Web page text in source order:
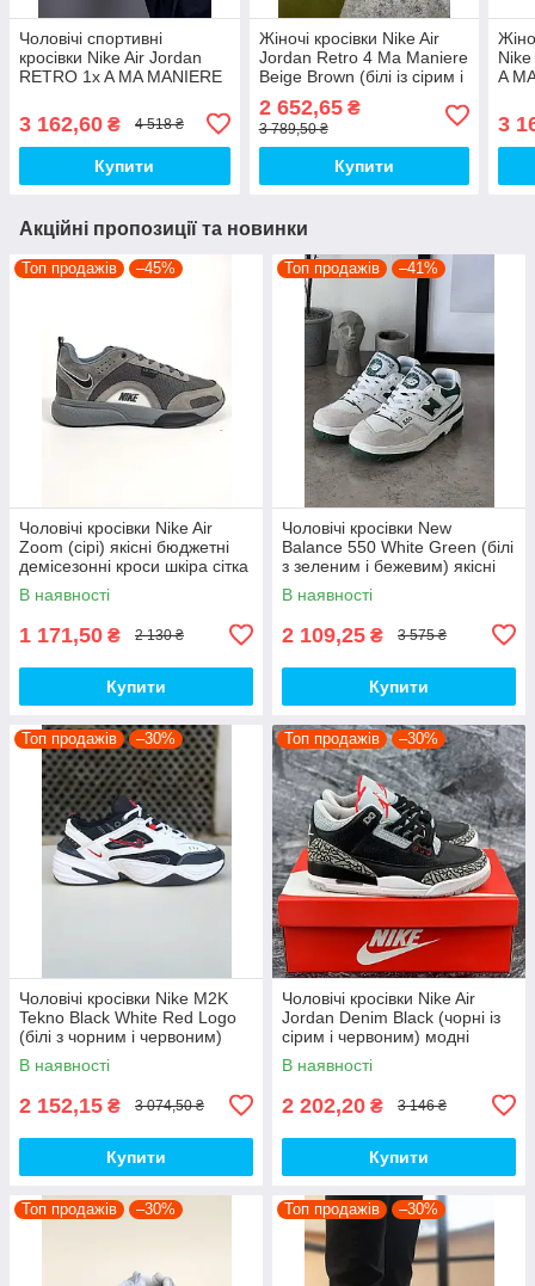
Чоловічі спортивні
кросівки Nike Air Jordan
RETRO 1x A MA MANIERE
стильні повсякденні кроси
1380 Найк топ
3 162,60 ₴ 4 518 ₴
Купити
Жіночі кросівки Nike Air
Jordan Retro 4 Ma Maniere
Beige Brown (білі із сірим і
I1262 top
2 652,65₴
3 789,50 ₴
Купити
A
3
Акційні пропозиції та новинки
Топ продажів –45%
Чоловічі кросівки Nike Air
Zoom (сірі) якісні бюджетні
демісезонні кроси шкіра сітка
D426 топ
В наявності
1 171,50 ₴ 2 130 ₴
Купити
Топ продажів –41%
Чоловічі кросівки New
Balance 550 White Green (білі
з зеленим і бежевим) якісні
модні кроси NB020 топ
В наявності
2 109,25 ₴ 3 575 ₴
Купити
Топ продажів –30%
Чоловічі кросівки Nike M2K
Tekno Black White Red Logo
(білі з чорним і червоним)
спортивні демі кроси PD7430
топ
В наявності
2 152,15 ₴ 3 074,50 ₴
Купити
Топ продажів –30%
Чоловічі кросівки Nike Air
Jordan Denim Black (чорні із
сірим і червоним) модні
демісезонні кроси PD7043
топ
В наявності
2 202,20 ₴ 3 146 ₴
Купити
Топ продажів –30% Топ продажів –30%